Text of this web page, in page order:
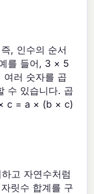
, 인수의 순서
를 들어, 3 × 5
러 숫자를 곱
수 있습니다. 곱
c = a × (b × c)
고 자연수처럼
릿수 합계를 구